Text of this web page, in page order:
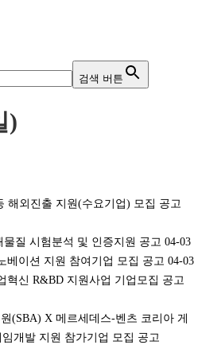
검색 버튼
)
해외진출 지원(수요기업) 모집 공고
질 시험분석 및 인증지원 공고 04-03
베이션 지원 참여기업 모집 공고 04-03
혁신 R&BD 지원사업 기업모집 공고
(SBA) X 메르세데스-벤츠 코리아 게
개발 지원 참가기업 모집 공고